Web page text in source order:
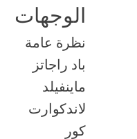
الوجهات
نظرة عامة
باد راجاتز
ماينفيلد
لاندكوارت
كور